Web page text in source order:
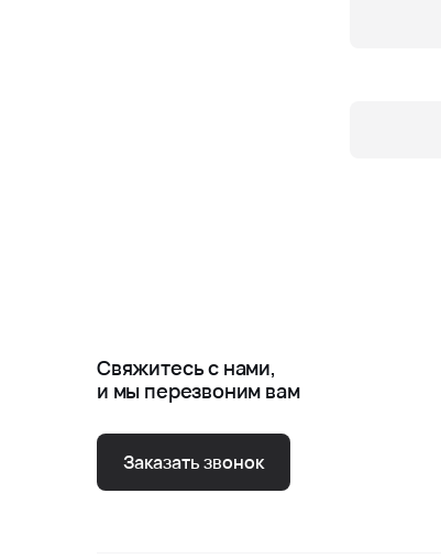
Свяжитесь с нами,
и мы перезвоним вам
Заказать звонок